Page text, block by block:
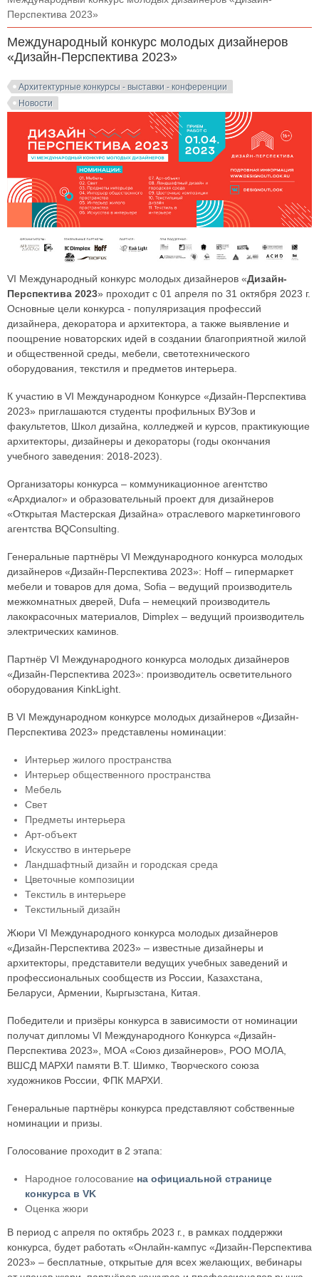
Перспектива 2023»
Международный конкурс молодых дизайнеров
«Дизайн-Перспектива 2023»
Архитектурные конкурсы - выставки - конференции
Новости
VI Международный конкурс молодых дизайнеров «Дизайн-
Перспектива 2023» проходит с 01 апреля по 31 октября 2023 г.
Основные цели конкурса - популяризация профессий
дизайнера, декоратора и архитектора, а также выявление и
поощрение новаторских идей в создании благоприятной жилой
и общественной среды, мебели, светотехнического
оборудования, текстиля и предметов интерьера.
К участию в VI Международном Конкурсе «Дизайн-Перспектива
2023» приглашаются студенты профильных ВУЗов и
факультетов, Школ дизайна, колледжей и курсов, практикующие
архитекторы, дизайнеры и декораторы (годы окончания
учебного заведения: 2018-2023).
Организаторы конкурса – коммуникационное агентство
«Архдиалог» и образовательный проект для дизайнеров
«Открытая Мастерская Дизайна» отраслевого маркетингового
агентства BQConsulting.
Генеральные партнёры VI Международного конкурса молодых
дизайнеров «Дизайн-Перспектива 2023»: Hoff – гипермаркет
мебели и товаров для дома, Sofia – ведущий производитель
межкомнатных дверей, Dufa – немецкий производитель
лакокрасочных материалов, Dimplex – ведущий производитель
электрических каминов.
Партнёр VI Международного конкурса молодых дизайнеров
«Дизайн-Перспектива 2023»: производитель осветительного
оборудования KinkLight.
В VI Международном конкурсе молодых дизайнеров «Дизайн-
Перспектива 2023» представлены номинации:
Интерьер жилого пространства
Интерьер общественного пространства
Мебель
Свет
Предметы интерьера
Арт-объект
Искусство в интерьере
Ландшафтный дизайн и городская среда
Цветочные композиции
Текстиль в интерьере
Текстильный дизайн
Жюри VI Международного конкурса молодых дизайнеров
«Дизайн-Перспектива 2023» – известные дизайнеры и
архитекторы, представители ведущих учебных заведений и
профессиональных сообществ из России, Казахстана,
Беларуси, Армении, Кыргызстана, Китая.
Победители и призёры конкурса в зависимости от номинации
получат дипломы VI Международного Конкурса «Дизайн-
Перспектива 2023», МОА «Союз дизайнеров», РОО МОЛА,
ВШСД МАРХИ памяти В.Т. Шимко, Творческого союза
художников России, ФПК МАРХИ.
Генеральные партнёры конкурса представляют собственные
номинации и призы.
Голосование проходит в 2 этапа:
Народное голосование на официальной странице
конкурса в VK
Оценка жюри
В период с апреля по октябрь 2023 г., в рамках поддержки
конкурса, будет работать «Онлайн-кампус «Дизайн-Перспектива
2023» – бесплатные, открытые для всех желающих, вебинары